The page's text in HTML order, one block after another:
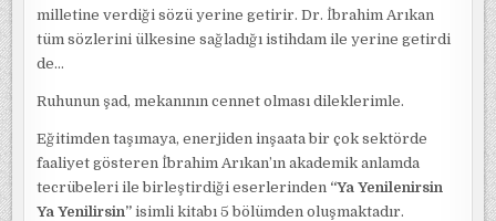
milletine verdiği sözü yerine getirir. Dr. İbrahim Arıkan
tüm sözlerini ülkesine sağladığı istihdam ile yerine getirdi
de…
Ruhunun şad, mekanının cennet olması dileklerimle.
Eğitimden taşımaya, enerjiden inşaata bir çok sektörde
faaliyet gösteren İbrahim Arıkan’ın akademik anlamda
tecrübeleri ile birleştirdiği eserlerinden “Ya Yenilenirsin
Ya Yenilirsin” isimli kitabı 5 bölümden oluşmaktadır.